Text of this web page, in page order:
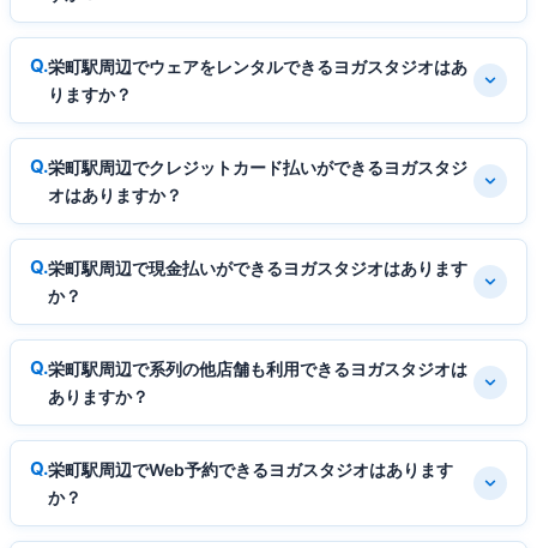
栄町駅周辺でウェアをレンタルできるヨガスタジオはあ
りますか？
栄町駅周辺でクレジットカード払いができるヨガスタジ
オはありますか？
栄町駅周辺で現金払いができるヨガスタジオはあります
か？
栄町駅周辺で系列の他店舗も利用できるヨガスタジオは
ありますか？
栄町駅周辺でWeb予約できるヨガスタジオはあります
か？